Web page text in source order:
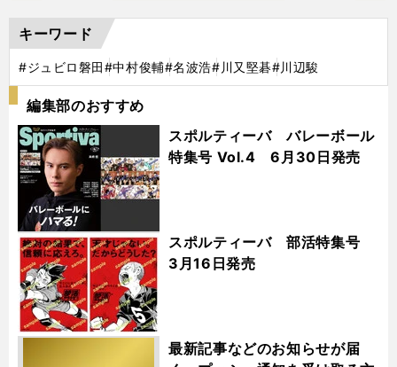
キーワード
#ジュビロ磐田#中村俊輔#名波浩#川又堅碁#川辺駿
編集部のおすすめ
スポルティーバ バレーボール
特集号 Vol.4 6月30日発売
スポルティーバ 部活特集号
3月16日発売
最新記事などのお知らせが届